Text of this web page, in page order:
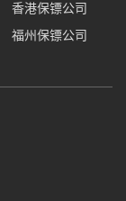
香港保镖公司
福州保镖公司